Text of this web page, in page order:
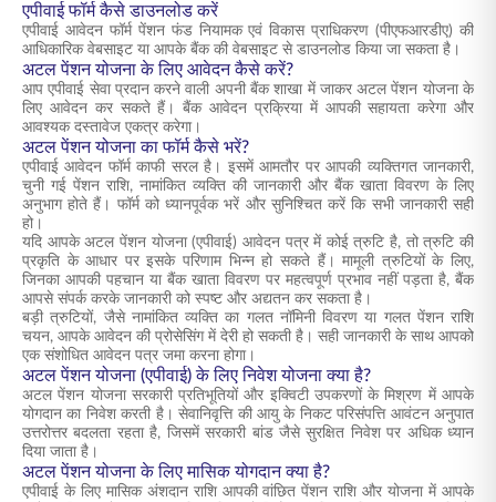
एपीवाई फॉर्म कैसे डाउनलोड करें
एपीवाई आवेदन फॉर्म पेंशन फंड नियामक एवं विकास प्राधिकरण (पीएफआरडीए) की
आधिकारिक वेबसाइट या आपके बैंक की वेबसाइट से डाउनलोड किया जा सकता है।
अटल पेंशन योजना के लिए आवेदन कैसे करें?
आप एपीवाई सेवा प्रदान करने वाली अपनी बैंक शाखा में जाकर अटल पेंशन योजना के
लिए आवेदन कर सकते हैं। बैंक आवेदन प्रक्रिया में आपकी सहायता करेगा और
आवश्यक दस्तावेज एकत्र करेगा।
अटल पेंशन योजना का फॉर्म कैसे भरें?
एपीवाई आवेदन फॉर्म काफी सरल है। इसमें आमतौर पर आपकी व्यक्तिगत जानकारी,
चुनी गई पेंशन राशि, नामांकित व्यक्ति की जानकारी और बैंक खाता विवरण के लिए
अनुभाग होते हैं। फॉर्म को ध्यानपूर्वक भरें और सुनिश्चित करें कि सभी जानकारी सही
हो।
यदि आपके अटल पेंशन योजना (एपीवाई) आवेदन पत्र में कोई त्रुटि है, तो त्रुटि की
प्रकृति के आधार पर इसके परिणाम भिन्न हो सकते हैं। मामूली त्रुटियों के लिए,
जिनका आपकी पहचान या बैंक खाता विवरण पर महत्वपूर्ण प्रभाव नहीं पड़ता है, बैंक
आपसे संपर्क करके जानकारी को स्पष्ट और अद्यतन कर सकता है।
बड़ी त्रुटियों, जैसे नामांकित व्यक्ति का गलत नॉमिनी विवरण या गलत पेंशन राशि
चयन, आपके आवेदन की प्रोसेसिंग में देरी हो सकती है। सही जानकारी के साथ आपको
एक संशोधित आवेदन पत्र जमा करना होगा।
अटल पेंशन योजना (एपीवाई) के लिए निवेश योजना क्या है?
अटल पेंशन योजना सरकारी प्रतिभूतियों और इक्विटी उपकरणों के मिश्रण में आपके
योगदान का निवेश करती है। सेवानिवृत्ति की आयु के निकट परिसंपत्ति आवंटन अनुपात
उत्तरोत्तर बदलता रहता है, जिसमें सरकारी बांड जैसे सुरक्षित निवेश पर अधिक ध्यान
दिया जाता है।
अटल पेंशन योजना के लिए मासिक योगदान क्या है?
एपीवाई के लिए मासिक अंशदान राशि आपकी वांछित पेंशन राशि और योजना में आपके